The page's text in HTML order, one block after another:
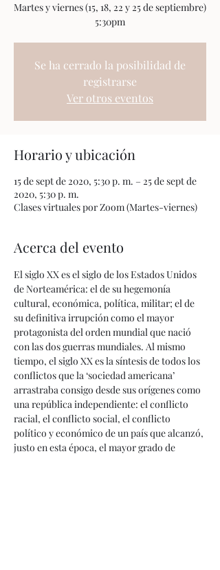
Martes y viernes (15, 18, 22 y 25 de septiembre)
Se ha cerrado la posibilidad de
registrarse
Ver otros eventos
Horario y ubicación
15 de sept de 2020, 5:30 p. m. – 25 de sept de
2020, 5:30 p. m.
Clases virtuales por Zoom (Martes-viernes)
Acerca del evento
El siglo XX es el siglo de los Estados Unidos
de Norteamérica: el de su hegemonía
cultural, económica, política, militar; el de
su definitiva irrupción como el mayor
protagonista del orden mundial que nació
con las dos guerras mundiales. Al mismo
tiempo, el siglo XX es la síntesis de todos los
conflictos que la ‘sociedad americana’
arrastraba consigo desde sus orígenes como
una república independiente: el conflicto
racial, el conflicto social, el conflicto
político y económico de un país que alcanzó,
justo en esta época, el mayor grado de